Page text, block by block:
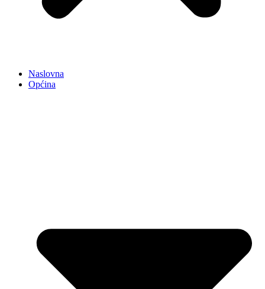
Naslovna
Općina